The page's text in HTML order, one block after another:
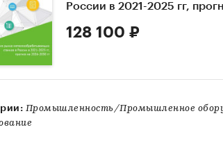
России в 2021-2025 гг,
128 100 ₽
Промышленность/Промышленное